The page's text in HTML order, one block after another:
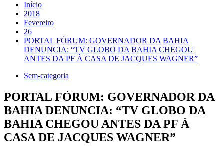
Início
2018
Fevereiro
26
PORTAL FÓRUM: GOVERNADOR DA BAHIA
DENUNCIA: “TV GLOBO DA BAHIA CHEGOU
ANTES DA PF À CASA DE JACQUES WAGNER”
Sem-categoria
PORTAL FÓRUM: GOVERNADOR DA
BAHIA DENUNCIA: “TV GLOBO DA
BAHIA CHEGOU ANTES DA PF À
CASA DE JACQUES WAGNER”